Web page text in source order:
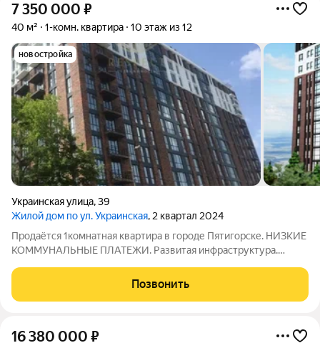
7 350 000 ₽
40 м² 1-комн. квартира 10 этаж из 12
новостройка
Украинская улица,39
Жилой дом по ул. Украинская, 2 квартал 2024
Продаётся 1комнатная квартира в городе Пятигорске. НИЗКИЕ
КОММУНАЛЬНЫЕ ПЛАТЕЖИ. Развитая инфраструктура.
ЗВОНИТЕ! ОТВЕЧУ НА ВАШИ ВОПРОСЫ! С нами безопасно и
выгодно. ПОЛНОЕ ЮРИДИЧЕСКОЕ СОПРОВОЖДЕНИЕ
Позвонить
16 380 000 ₽